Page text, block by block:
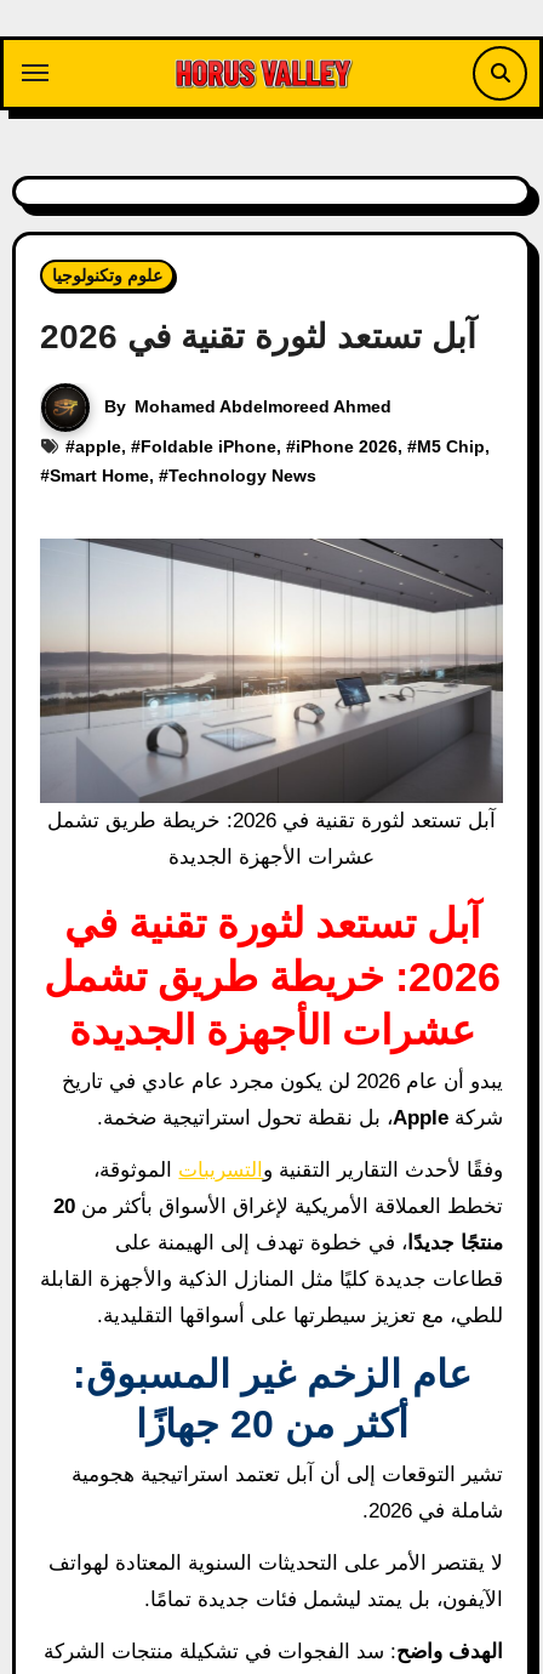
content
علوم وتكنولوجيا
آبل تستعد لثورة تقنية في 2026
By Mohamed Abdelmoreed Ahmed
#apple, #Foldable iPhone, #iPhone 2026, #M5 Chip,
#Smart Home, #Technology News
آبل تستعد لثورة تقنية في 2026: خريطة طريق تشمل
عشرات الأجهزة الجديدة
آبل تستعد لثورة تقنية في
2026: خريطة طريق تشمل
عشرات الأجهزة الجديدة
يبدو أن عام 2026 لن يكون مجرد عام عادي في تاريخ
شركة Apple، بل نقطة تحول استراتيجية ضخمة.
وفقًا لأحدث التقارير التقنية و التسريبات الموثوقة،
تخطط العملاقة الأمريكية لإغراق الأسواق بأكثر من 20
منتجًا جديدًا ، في خطوة تهدف إلى الهيمنة على
قطاعات جديدة كليًا مثل المنازل الذكية والأجهزة القابلة
للطي، مع تعزيز سيطرتها على أسواقها التقليدية.
عام الزخم غير المسبوق:
أكثر من 20 جهازًا
تشير التوقعات إلى أن آبل تعتمد استراتيجية هجومية
شاملة في 2026.
لا يقتصر الأمر على التحديثات السنوية المعتادة لهواتف
الآيفون، بل يمتد ليشمل فئات جديدة تمامًا.
الهدف واضح: سد الفجوات في تشكيلة منتجات الشركة